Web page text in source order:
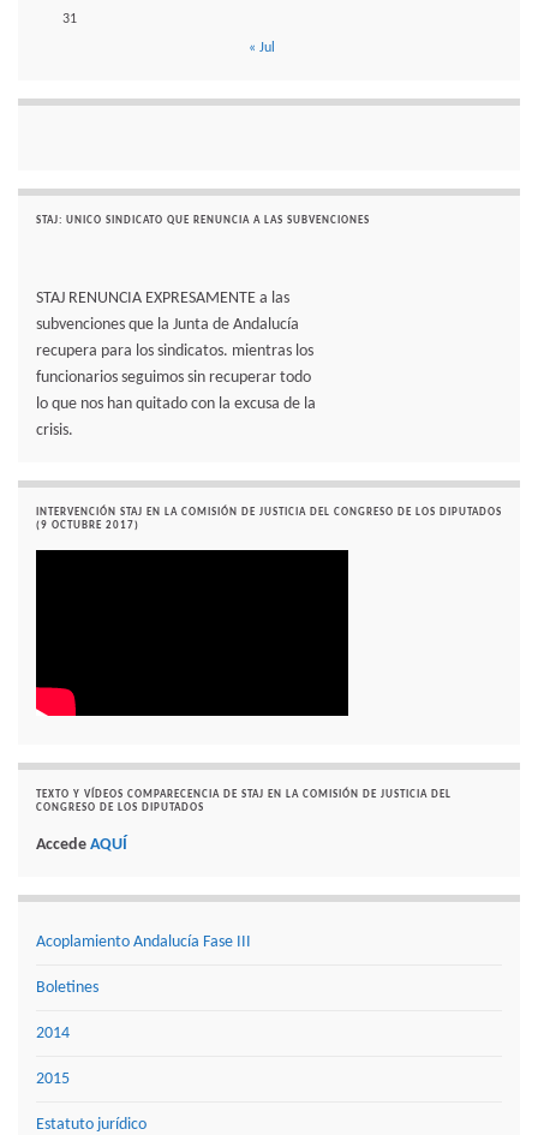
31
« Jul
STAJ: UNICO SINDICATO QUE RENUNCIA A LAS SUBVENCIONES
STAJ RENUNCIA EXPRESAMENTE a las
subvenciones que la Junta de Andalucía
recupera para los sindicatos. mientras los
funcionarios seguimos sin recuperar todo
lo que nos han quitado con la excusa de la
crisis.
INTERVENCIÓN STAJ EN LA COMISIÓN DE JUSTICIA DEL CONGRESO DE LOS DIPUTADOS
(9 OCTUBRE 2017)
TEXTO Y VÍDEOS COMPARECENCIA DE STAJ EN LA COMISIÓN DE JUSTICIA DEL
CONGRESO DE LOS DIPUTADOS
Accede AQUÍ
Acoplamiento Andalucía Fase III
Boletines
2014
2015
Estatuto jurídico